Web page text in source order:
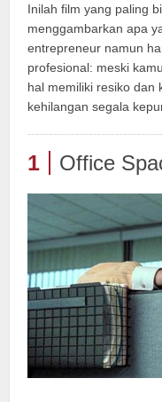
Inilah film yang paling
menggambarkan apa
entrepreneur namun
profesional: meski
hal memiliki resiko dan
kehilangan segala
1 Office